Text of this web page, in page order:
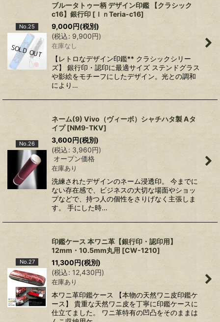
No.25
ブルータトゥー柄 デザイン印鑑 【クラシック
c16】銀行印 [ ＩｎTeria-c16]
9,000円(税別)
(税込: 9,900円)
在庫なし
【レトロなデザイン印鑑** クラシックシリー
ズ】 銀行印・認印に最適サイズ ステンドグラス
や影絵をモチーフにしたデザイン。光との調和
により…
No.26
ネーム(9) Vivo（ヴィーボ）シャチハタ製 Aタ
イプ [NM9-TKV]
3,600円(税別)
(税込: 3,960円)
オープン価格
在庫あり
洗練されたデザインのネーム浸透印。 今までに
ない存在感で、ビジネスの大切な場面やショッ
プなどで、持つ人の個性をさりげなく主張しま
す。 手にした時…
No.27
印鑑ケース 本ワニ革【銀行印・認印用】
12mm・10.5mm丸用 [CW-1210]
11,300円(税別)
(税込: 12,430円)
在庫あり
本ワニ革印鑑ケース 【本物の天然ワニ皮印鑑ケ
ース】 貴重な天然ワニ皮を丁寧に印鑑ケースに
仕立てました。 ワニ革特有の凹凸をそのままは